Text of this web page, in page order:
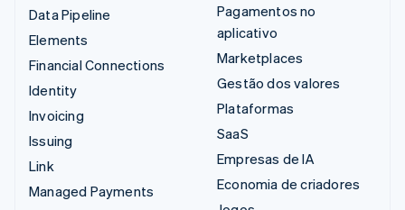
Data Pipeline
Elements
Financial Connections
Identity
Invoicing
Issuing
Link
Managed Payments
Pagamentos no
aplicativo
Marketplaces
Gestão dos valores
Plataformas
SaaS
Empresas de IA
Economia de criadores